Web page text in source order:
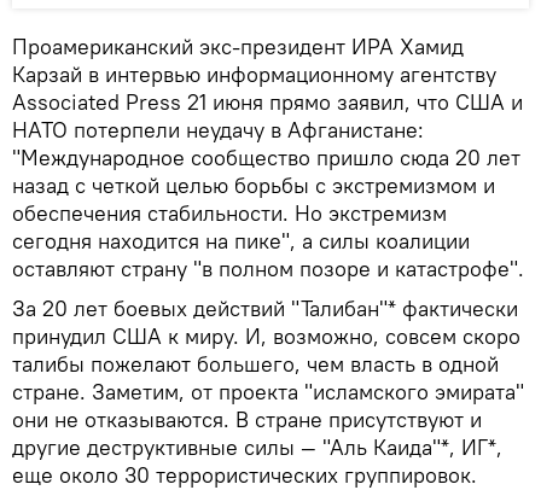
Проамериканский экс-президент ИРА Хамид
Карзай в интервью информационному агентству
Associated Press 21 июня прямо заявил, что США и
НАТО потерпели неудачу в Афганистане:
"Международное сообщество пришло сюда 20 лет
назад с четкой целью борьбы с экстремизмом и
обеспечения стабильности. Но экстремизм
сегодня находится на пике", а силы коалиции
оставляют страну "в полном позоре и катастрофе".
За 20 лет боевых действий "Талибан"* фактически
принудил США к миру. И, возможно, совсем скоро
талибы пожелают большего, чем власть в одной
стране. Заметим, от проекта "исламского эмирата"
они не отказываются. В стране присутствуют и
другие деструктивные силы — "Аль Каида"*, ИГ*,
еще около 30 террористических группировок.